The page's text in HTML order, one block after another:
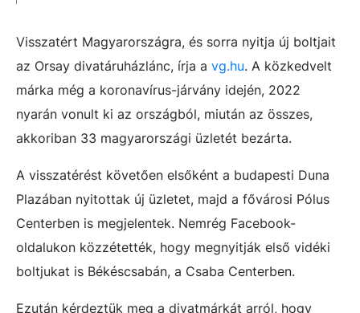
Visszatért Magyarországra, és sorra nyitja új boltjait
az Orsay divatáruházlánc, írja a vg.hu. A közkedvelt
márka még a koronavírus-járvány idején, 2022
nyarán vonult ki az országból, miután az összes,
akkoriban 33 magyarországi üzletét bezárta.
A visszatérést követően elsőként a budapesti Duna
Plazában nyitottak új üzletet, majd a fővárosi Pólus
Centerben is megjelentek. Nemrég Facebook-
oldalukon közzétették, hogy megnyitják első vidéki
boltjukat is Békéscsabán, a Csaba Centerben.
Ezután kérdeztük meg a divatmárkát arról, hogy